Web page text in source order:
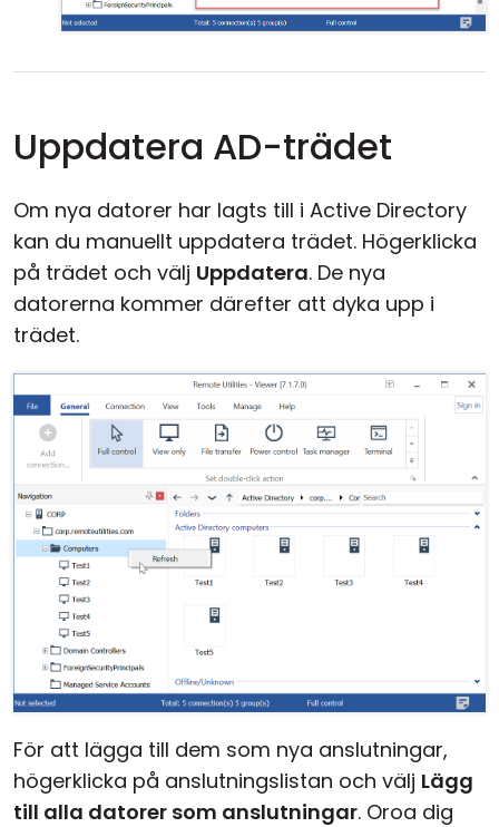
Uppdatera AD-trädet
Om nya datorer har lagts till i Active Directory
kan du manuellt uppdatera trädet. Högerklicka
på trädet och välj Uppdatera. De nya
datorerna kommer därefter att dyka upp i
trädet.
För att lägga till dem som nya anslutningar,
högerklicka på anslutningslistan och välj Lägg
till alla datorer som anslutningar. Oroa dig